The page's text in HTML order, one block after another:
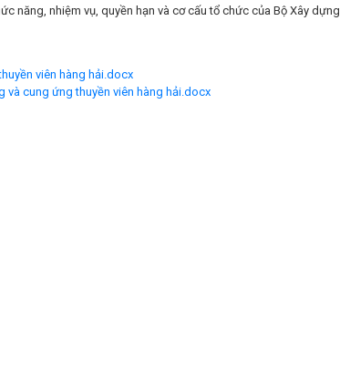
năng, nhiệm vụ, quyền hạn và cơ cấu tổ chức của Bộ Xây dựng.
viên hàng hải.docx
và cung ứng thuyền viên hàng hải.docx